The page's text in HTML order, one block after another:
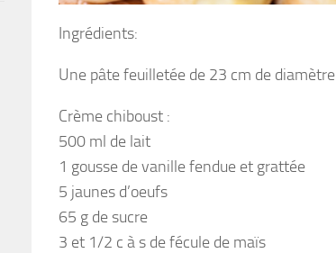
Ingrédients:
Une pâte feuilletée de 23 cm de diamètre
Crème chiboust :
500 ml de lait
1 gousse de vanille fendue et grattée
5 jaunes d’oeufs
65 g de sucre
3 et 1/2 c à s de fécule de maïs